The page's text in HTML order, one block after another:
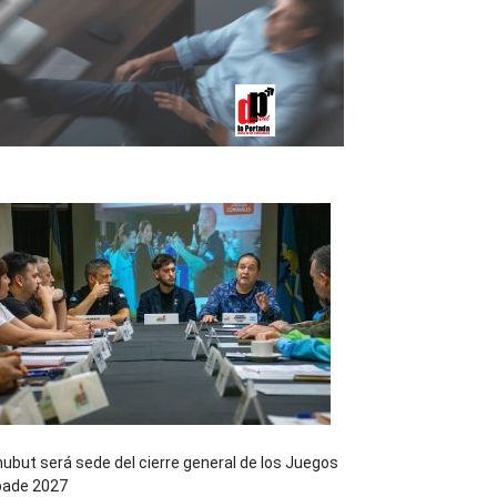
será sede del cierre general de los Juegos
2027